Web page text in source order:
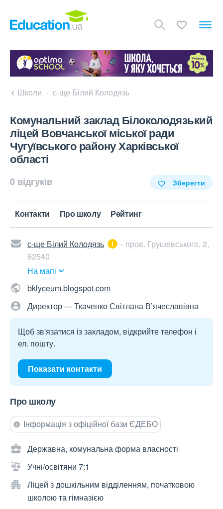
Школи с-ще Білий Колодязь
Комунальний заклад Білоколодязький
ліцей Вовчанської міської ради
Чугуївського району Харківської
області
0 відгуків Зберегти
Контакти Про школу Рейтинг
с-ще Білий Колодязь
пров. Грушевського, 2,
62540
На мапі
bklyceum.blogspot.com
Директор — Ткаченко Світлана В’ячеславівна
Щоб зв'язатися із закладом, відкрийте телефон і
ел. пошту.
Показати контакти
Про школу
Інформація з офіційної бази ЄДЕБО
Державна, комунальна форма власності
Учні/освітяни 7:1
Ліцей з дошкільним відділенням, початковою
школою та гімназією